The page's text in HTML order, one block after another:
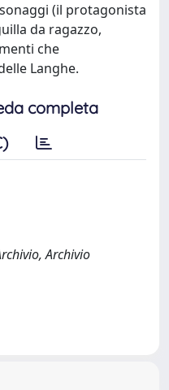
(il protagonista
da ragazzo,
che
Langhe.
completa
Archivio